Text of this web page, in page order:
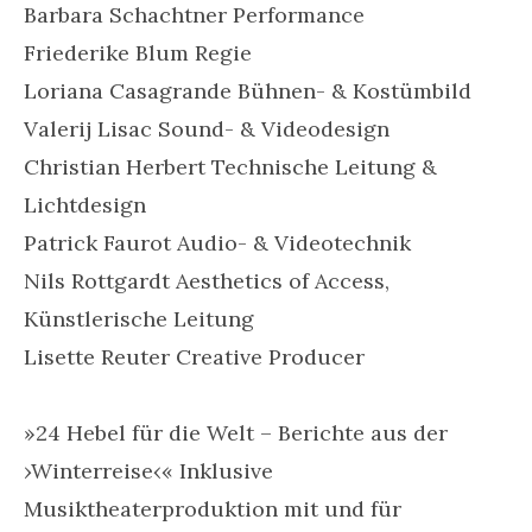
Barbara Schachtner Performance
Friederike Blum Regie
Loriana Casagrande Bühnen- & Kostümbild
Valerij Lisac Sound- & Videodesign
Christian Herbert Technische Leitung &
Lichtdesign
Patrick Faurot Audio- & Videotechnik
Nils Rottgardt Aesthetics of Access,
Künstlerische Leitung
Lisette Reuter Creative Producer
»24 Hebel für die Welt – Berichte aus der
›Winterreise‹« Inklusive
Musiktheaterproduktion mit und für